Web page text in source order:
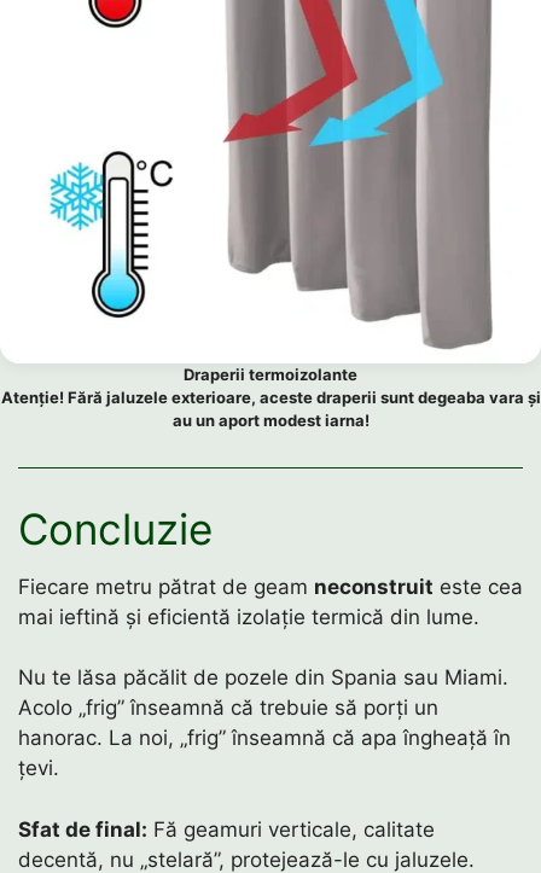
Draperii termoizolante
Atenție! Fără jaluzele exterioare, aceste draperii sunt degeaba vara și
au un aport modest iarna!
Concluzie
Fiecare metru pătrat de geam neconstruit este cea
mai ieftină și eficientă izolație termică din lume.
Nu te lăsa păcălit de pozele din Spania sau Miami.
Acolo „frig” înseamnă că trebuie să porți un
hanorac. La noi, „frig” înseamnă că apa îngheață în
țevi.
Sfat de final: Fă geamuri verticale, calitate
decentă, nu „stelară”, protejează-le cu jaluzele.